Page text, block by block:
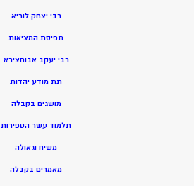
רבי יצחק לוריא
תפיסת המציאות
רבי יעקב אבוחצירא
תת מודע יהדות
מושגים בקבלה
תלמוד עשר הספירות
משיח וגאולה
מאמרים בקבלה